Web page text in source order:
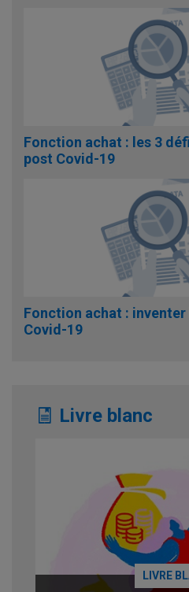
Fonction achat : les 3
post Covid-19
Fonction achat :
Covid-19
Livre blanc
LIVRE